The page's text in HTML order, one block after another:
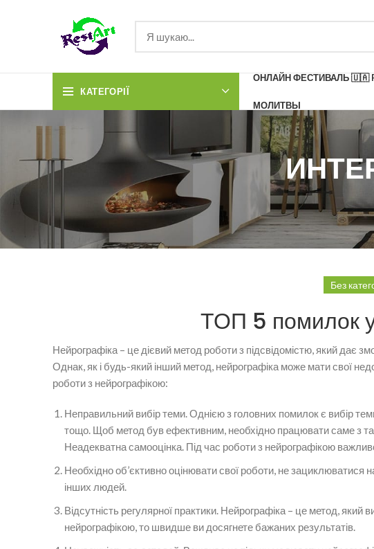
КАТЕГОРІЇ
ОНЛАЙН ФЕСТИВАЛЬ 🇺🇦
МОЛИТВЫ
Без
ТОП 5 помилок у
Нейрографіка – це дієвий метод роботи з підсвідомістю, який дає
Однак, як і будь-який інший метод, нейрографіка може мати свої
роботи з нейрографікою:
Неправильний вибір теми. Однією з головних помилок є вибір
тощо. Щоб метод був ефективним, необхідно працювати саме з
Неадекватна самооцінка. Під час роботи з нейрографікою
Необхідно об’єктивно оцінювати свої роботи, не зациклюватися
інших людей.
Відсутність регулярної практики. Нейрографіка – це метод,
нейрографікою, то швидше ви досягнете бажаних результатів.